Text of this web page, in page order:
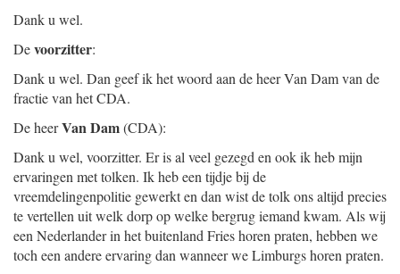
Dank u wel.
Devoorzitter:
Dank u wel. Dan geef ik het woord aan de heer Van Dam van de
fractie van het CDA.
De heerVan Dam(CDA):
Dank u wel, voorzitter. Er is al veel gezegd en ook ik heb mijn
ervaringen met tolken. Ik heb een tijdje bij de
vreemdelingenpolitie gewerkt en dan wist de tolk ons altijd precies
te vertellen uit welk dorp op welke bergrug iemand kwam. Als wij
een Nederlander in het buitenland Fries horen praten, hebben we
toch een andere ervaring dan wanneer we Limburgs horen praten.